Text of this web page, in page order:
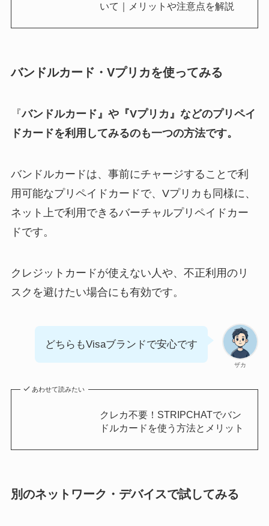
いて｜メリットや注意点を解説
バンドルカード・Vプリカを使ってみる
『バンドルカード』や『Vプリカ』などのプリペイ
ドカードを利用してみるのも一つの方法です。
バンドルカードは、事前にチャージすることで利
用可能なプリペイドカードで、Vプリカも同様に、
ネット上で利用できるバーチャルプリペイドカー
ドです。
クレジットカードが使えない人や、不正利用のリ
スクを避けたい場合にも有効です。
ザカ
どちらもVisaブランドで安心です
あわせて読みたい
クレカ不要！STRIPCHATでバン
ドルカードを使う方法とメリット
別のネットワーク・デバイスで試してみる